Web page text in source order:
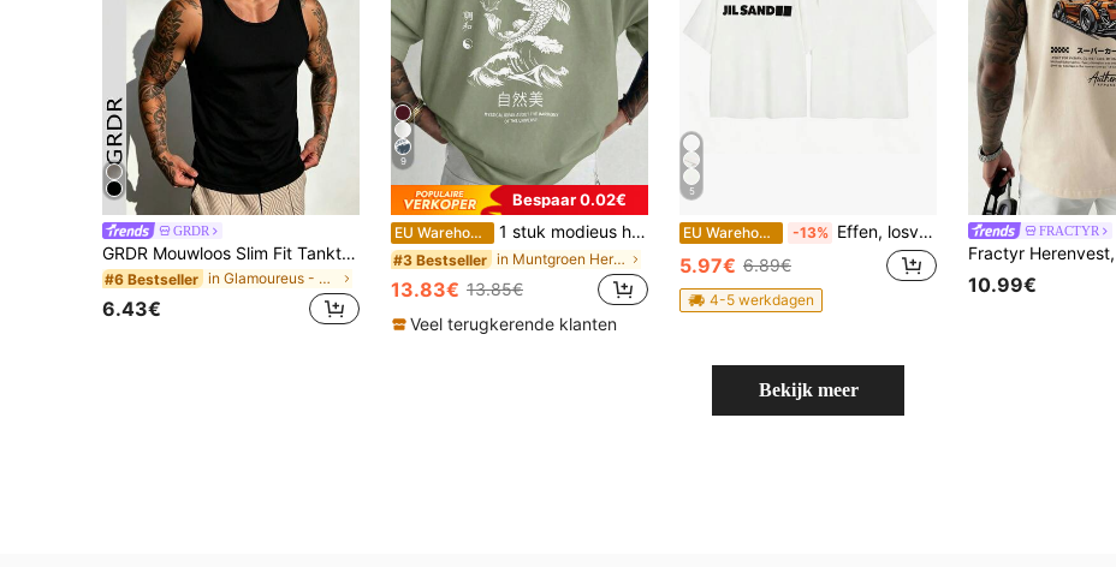
GRDR
GRDR Mouwloos Slim Fit Tanktop voor Heren, Modieus Minimalistisch Vest in Effen Kleur, Veelzijdig Geschikt voor Sport en Casual Kleding
#6 Bestseller in Glamoureus - Feestkleding Heren tanktops
6.43€
9
Bespaar 0.02€
EU Warehouse 1 stuk modieus heren T-shirt met print en losse pasvorm | Prachtig ontwerp | Essentieel voor de zomer | Makkelijk te combineren, laat je stijl zien
#3 Bestseller in Muntgroen Heren T-shirts
13.83€ 13.85€
Veel terugkerende klanten
5
EU Warehouse -13% Effen, losvallend unisex zomershirt met Amerikaanse JIL-print en korte mouwen, geschikt voor dagelijks gebruik en vakantie.
5.97€ 6.89€
4-5 werkdagen
FRACTYR
10.99€
Bekijk meer